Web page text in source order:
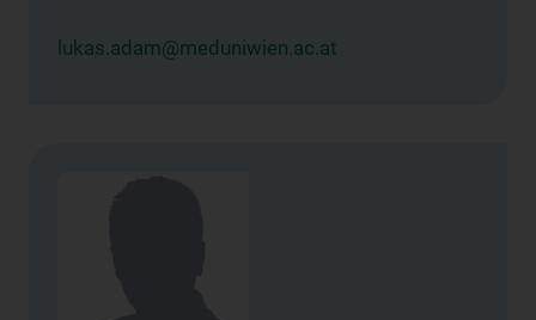
lukas.adam@meduniwien.ac.at